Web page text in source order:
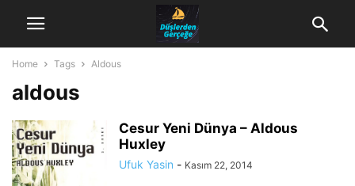
Home Tags Aldous
aldous
Cesur Yeni Dünya – Aldous
Huxley
Ufuk Yasin - Kasım 22, 2014